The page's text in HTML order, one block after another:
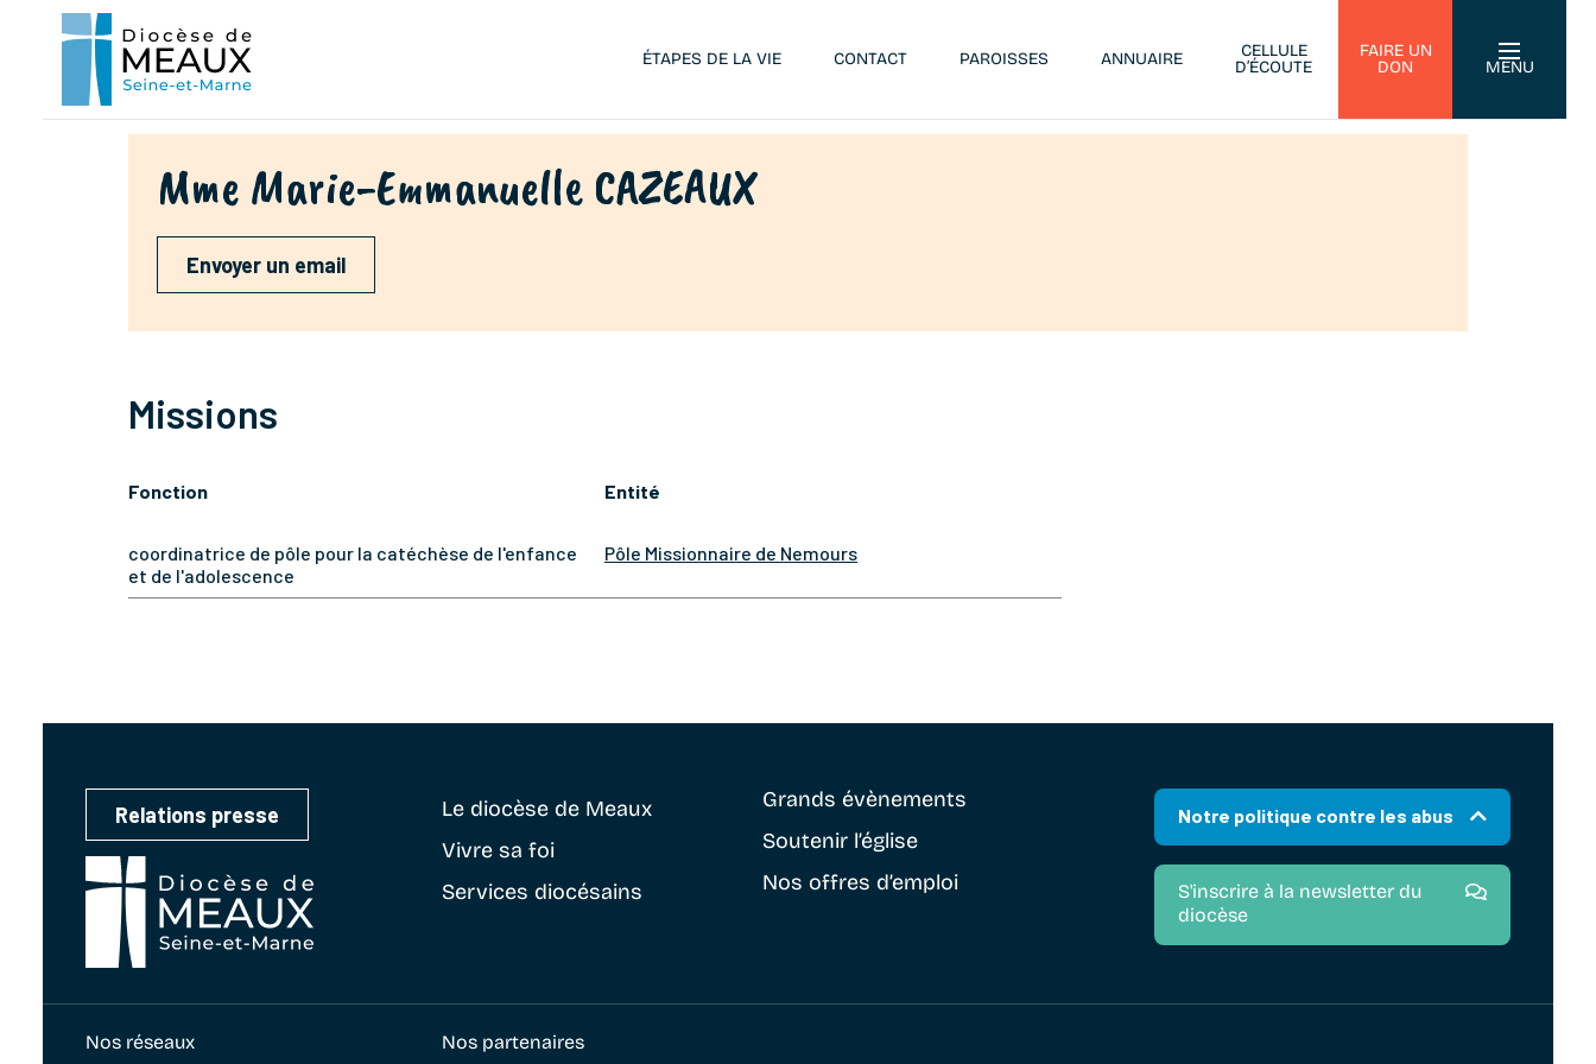
ÉTAPES DE LA VIE CONTACT PAROISSES ANNUAIRE
CELLULE
D’ÉCOUTE
FAIRE UN
DON
MENU
Mme Marie-Emmanuelle CAZEAUX
Envoyer un email
Missions
Fonction Entité
coordinatrice de pôle pour la catéchèse de l'enfance
et de l'adolescence
Pôle Missionnaire de Nemours
Relations presse Le diocèse de Meaux
Vivre sa foi
Services diocésains
Grands évènements
Soutenir l’église
Nos offres d’emploi
Notre politique contre les abus
S'inscrire à la newsletter du
diocèse
Nos réseaux Nos partenaires